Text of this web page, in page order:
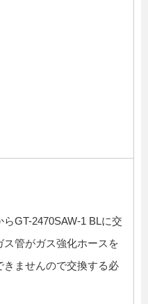
GT-2470SAW-1 BLに交
管がガス強化ホースを
ませんので交換する必